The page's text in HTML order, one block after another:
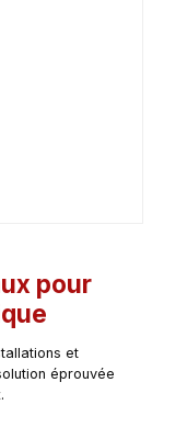
pour
et
éprouvée